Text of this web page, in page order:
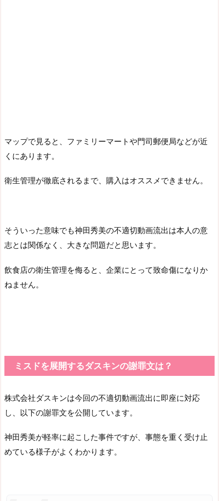
マップで見ると、ファミリーマートや門司郵便局などが近
くにあります。
衛生管理が徹底されるまで、購入はオススメできません。
そういった意味でも神田秀美の不適切動画流出は本人の意
志とは関係なく、大きな問題だと思います。
飲食店の衛生管理を侮ると、企業にとって致命傷になりか
ねません。
ミスドを展開するダスキンの謝罪文は？
株式会社ダスキンは今回の不適切動画流出に即座に対応
し、以下の謝罪文を公開しています。
神田秀美が軽率に起こした事件ですが、事態を重く受け止
めている様子がよくわかります。